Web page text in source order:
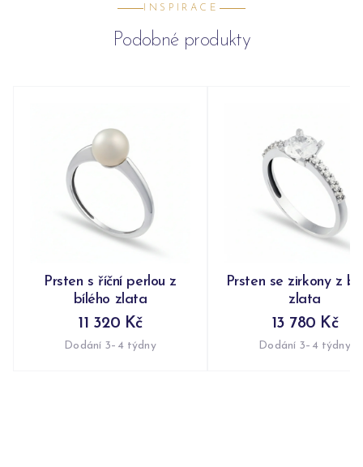
INSPIRACE
Podobné produkty
Prsten s říční perlou z
bílého zlata
11 320 Kč
Dodání 3–4 týdny
Prsten se zirkony z
zlata
13 780 Kč
Dodání 3–4 týdny